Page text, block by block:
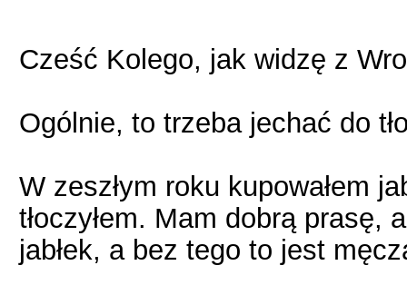
Cześć Kolego, jak widzę z
Ogólnie, to trzeba jechać do
W zeszłym roku kupowałem
tłoczyłem. Mam dobrą prasę,
jabłek, a bez tego to jest